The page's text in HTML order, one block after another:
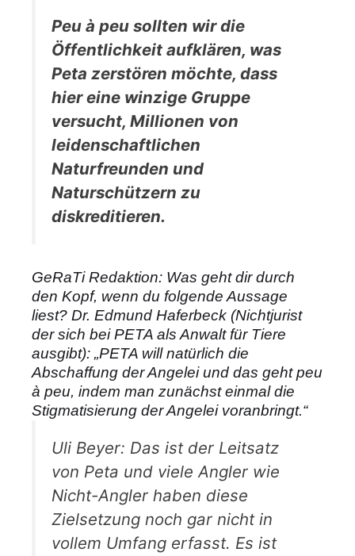
Peu à peu sollten wir die
Öffentlichkeit aufklären, was
Peta zerstören möchte, dass
hier eine winzige Gruppe
versucht, Millionen von
leidenschaftlichen
Naturfreunden und
Naturschützern zu
diskreditieren.
GeRaTi Redaktion: Was geht dir durch
den Kopf, wenn du folgende Aussage
liest? Dr. Edmund Haferbeck (Nichtjurist
der sich bei PETA als Anwalt für Tiere
ausgibt): „PETA will natürlich die
Abschaffung der Angelei und das geht peu
à peu, indem man zunächst einmal die
Stigmatisierung der Angelei voranbringt.“
Uli Beyer: Das ist der Leitsatz
von Peta und viele Angler wie
Nicht-Angler haben diese
Zielsetzung noch gar nicht in
vollem Umfang erfasst. Es ist